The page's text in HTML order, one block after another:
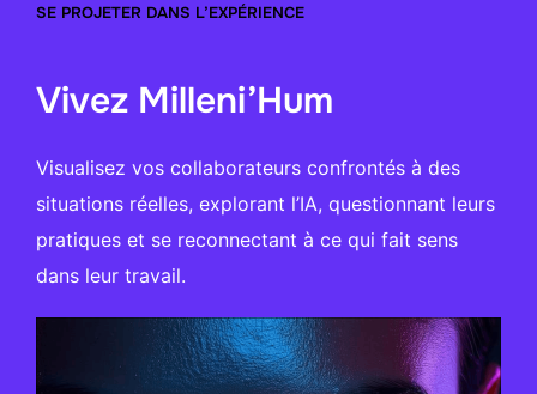
SE PROJETER DANS L’EXPÉRIENCE
Vivez Milleni’Hum
Visualisez vos collaborateurs confrontés à des
situations réelles, explorant l’IA, questionnant leurs
pratiques et se reconnectant à ce qui fait sens
dans leur travail.